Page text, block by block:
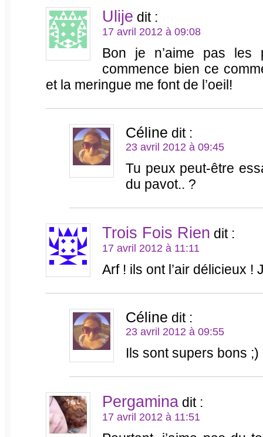
Ulije dit :
17 avril 2012 à 09:08
Bon je n’aime pas les
commence bien ce
et la meringue me font de l’oeil!
Céline dit :
23 avril 2012 à 09:45
Tu peux peut-être
du pavot.. ?
Trois Fois Rien dit :
17 avril 2012 à 11:11
Arf ! ils ont l’air délicieux
Céline dit :
23 avril 2012 à 09:55
Ils sont supers bons ;)
Pergamina dit :
17 avril 2012 à 11:51